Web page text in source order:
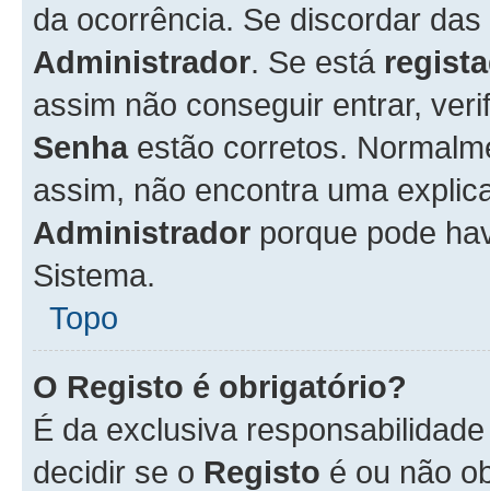
da ocorrência. Se discordar
Administrador. Se está
assim não conseguir entrar,
Senhaestão corretos.
assim, não encontra uma
Administrador porque pode
Sistema.
Topo
O Registo é obrigatório?
É da exclusiva
decidir se o Registo é ou não